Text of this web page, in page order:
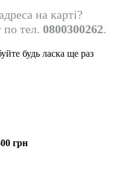
на карті?
по тел. 0800300262.
будь ласка ще раз
грн